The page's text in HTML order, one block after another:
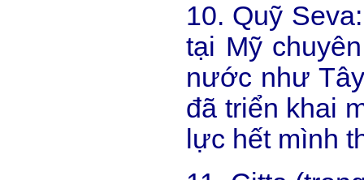
10. Quỹ
tại Mỹ
nước như
đã triển khai
lực hết mình